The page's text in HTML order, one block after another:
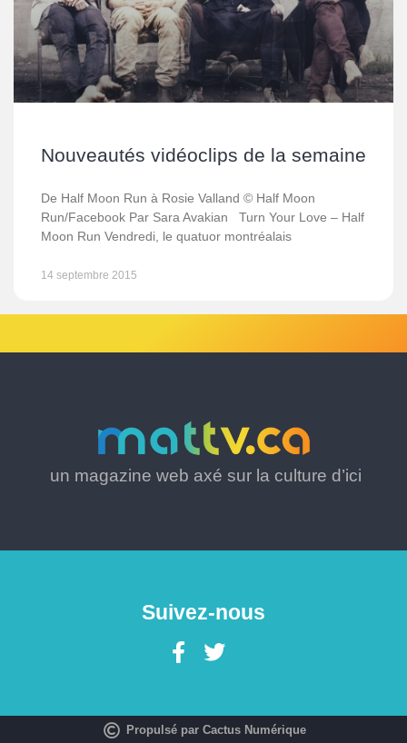
Nouveautés vidéoclips de la semaine
De Half Moon Run à Rosie Valland © Half Moon
Run/Facebook Par Sara Avakian Turn Your Love – Half
Moon Run Vendredi, le quatuor montréalais
14 septembre 2015
un magazine web axé sur la culture d’ici
Suivez-nous
Propulsé par Cactus Numérique